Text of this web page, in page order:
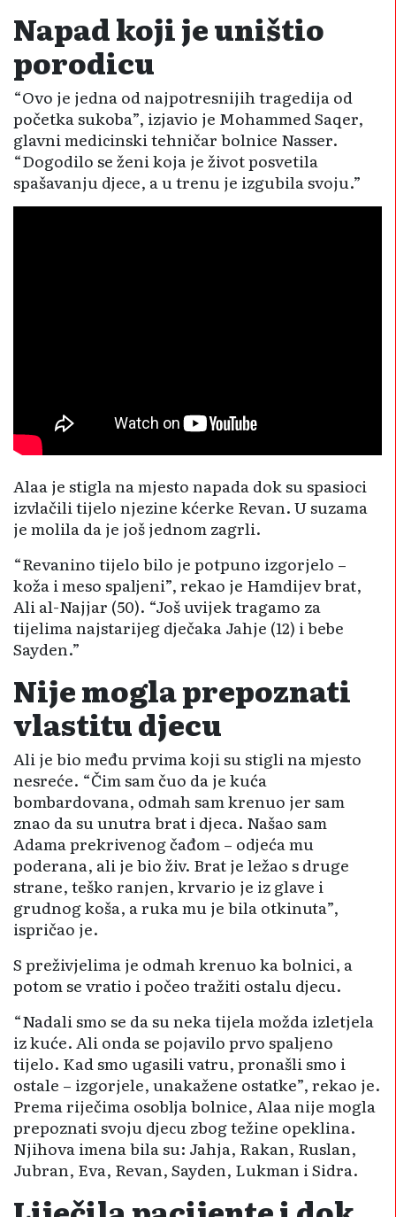
Napad koji je uništio
porodicu
“Ovo je jedna od najpotresnijih tragedija od
početka sukoba”, izjavio je Mohammed Saqer,
glavni medicinski tehničar bolnice Nasser.
“Dogodilo se ženi koja je život posvetila
spašavanju djece, a u trenu je izgubila svoju.”
Alaa je stigla na mjesto napada dok su spasioci
izvlačili tijelo njezine kćerke Revan. U suzama
je molila da je još jednom zagrli.
“Revanino tijelo bilo je potpuno izgorjelo –
koža i meso spaljeni”, rekao je Hamdijev brat,
Ali al-Najjar (50). “Još uvijek tragamo za
tijelima najstarijeg dječaka Jahje (12) i bebe
Sayden.”
Nije mogla prepoznati
vlastitu djecu
Ali je bio među prvima koji su stigli na mjesto
nesreće. “Čim sam čuo da je kuća
bombardovana, odmah sam krenuo jer sam
znao da su unutra brat i djeca. Našao sam
Adama prekrivenog čađom – odjeća mu
poderana, ali je bio živ. Brat je ležao s druge
strane, teško ranjen, krvario je iz glave i
grudnog koša, a ruka mu je bila otkinuta”,
ispričao je.
S preživjelima je odmah krenuo ka bolnici, a
potom se vratio i počeo tražiti ostalu djecu.
“Nadali smo se da su neka tijela možda izletjela
iz kuće. Ali onda se pojavilo prvo spaljeno
tijelo. Kad smo ugasili vatru, pronašli smo i
ostale – izgorjele, unakažene ostatke”, rekao je.
Prema riječima osoblja bolnice, Alaa nije mogla
prepoznati svoju djecu zbog težine opeklina.
Njihova imena bila su: Jahja, Rakan, Ruslan,
Jubran, Eva, Revan, Sayden, Lukman i Sidra.